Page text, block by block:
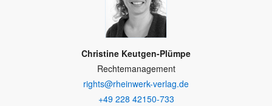
Christine Keutgen-Plümpe
Rechtemanagement
rights@rheinwerk-verlag.de
+49 228 42150-733